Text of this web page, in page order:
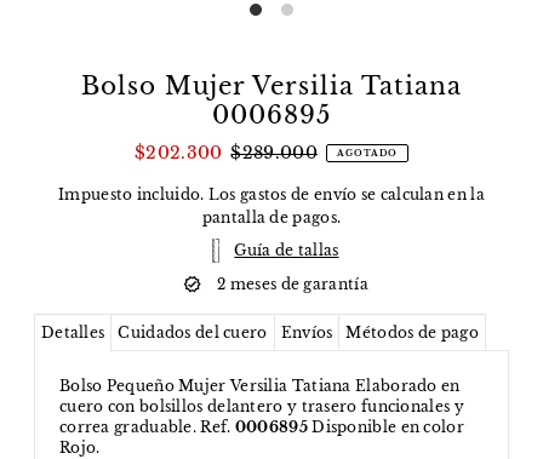
Bolso Mujer Versilia Tatiana
0006895
$202.300 $289.000 AGOTADO
Impuesto incluido. Los gastos de envío se calculan en la
pantalla de pagos.
Guía de tallas
2 meses de garantía
Detalles Cuidados del cuero Envíos Métodos de pago
Bolso Pequeño Mujer Versilia Tatiana Elaborado en
cuero con bolsillos delantero y trasero funcionales y
correa graduable. Ref. 0006895Disponible en color
Rojo.